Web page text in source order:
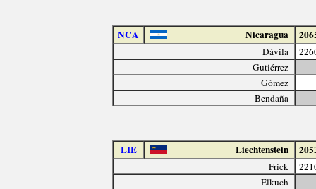
NCA Nicaragua
Dávila
Gutiérrez
Gómez
Bendaña
LIE Liechtenstein
Frick
Elkuch